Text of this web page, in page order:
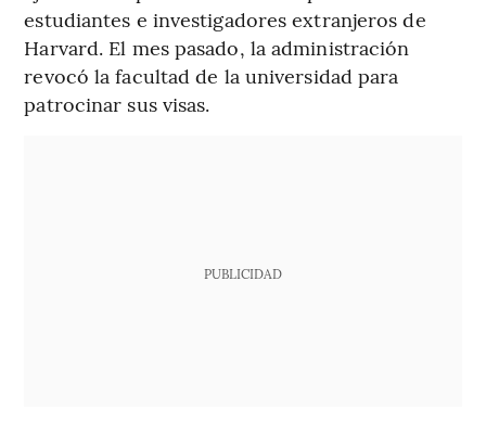
estudiantes e investigadores extranjeros de
Harvard. El mes pasado, la administración
revocó la facultad de la universidad para
patrocinar sus visas.
PUBLICIDAD